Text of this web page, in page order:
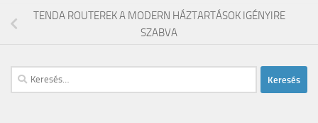
TENDA ROUTEREK A MODERN HÁZTARTÁSOK IGÉNYIRE
SZABVA
Keresés: